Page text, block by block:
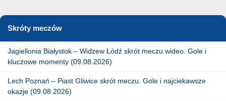
Skróty meczów
Jagiellonia Białystok – Widzew Łódź skrót meczu wideo. Gole i
kluczowe momenty (09.08.2026)
Lech Poznań – Piast Gliwice skrót meczu. Gole i najciekawsze
okazje (09.08.2026)